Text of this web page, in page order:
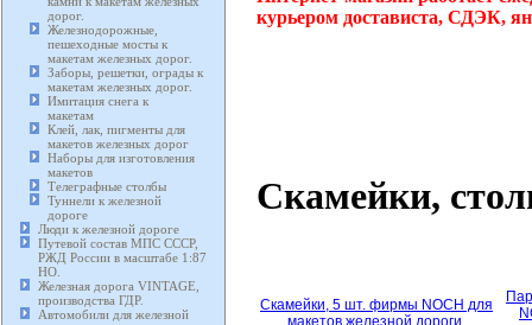
дорог.
Железнодорожные,
пешеходные мосты к
макетам железных дорог.
Заборы, решетки, ограды к
макетам железных дорог.
Имитация снега к
макетам
Клей, лак, пигменты для
макетов железных дорог
Наборы для изготовления
макетов
Телеграфные столбы
Туннели к железной
дороге
Люди к железной дороге
Путевой состав МПС СССР,
РЖД России в масштабе 1:87
HO.
Железная дорога VINTAGE,
производства ГДР.
Автомобили для железной
курьером достависта, СДЭК,
Скамейки,
Скамейки, 5 шт. фирмы NOCH для
макетов железной дороги,